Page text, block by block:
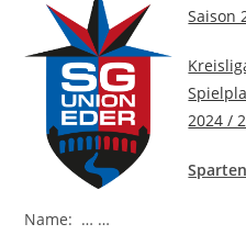
Saison
2024 /
Name: … …